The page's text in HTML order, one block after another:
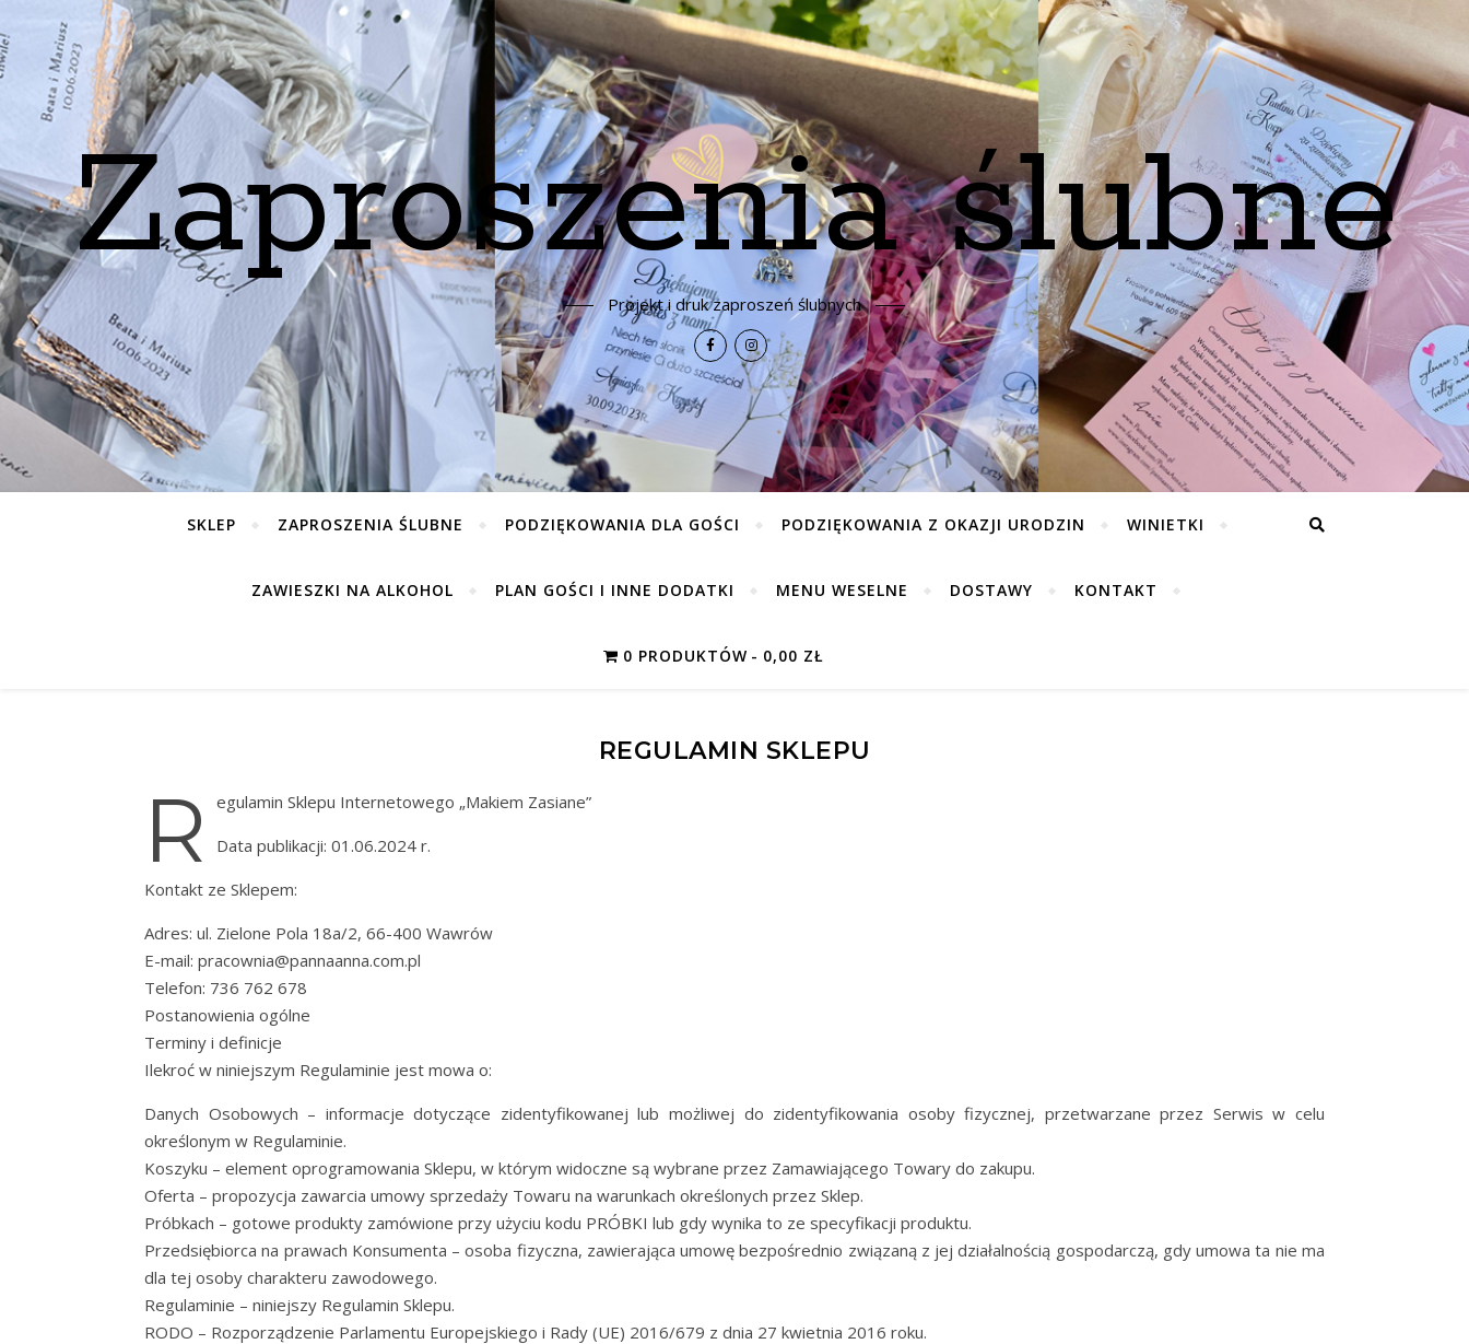
Zaproszenia ślubne
Projekt i druk zaproszeń ślubnych
SKLEP ZAPROSZENIA ŚLUBNE PODZIĘKOWANIA DLA GOŚCI PODZIĘKOWANIA Z OKAZJI URODZIN WINIETKI
ZAWIESZKI NA ALKOHOL PLAN GOŚCI I INNE DODATKI MENU WESELNE DOSTAWY KONTAKT
0 PRODUKTÓW 0,00 ZŁ
REGULAMIN SKLEPU
R
egulamin Sklepu Internetowego „Makiem Zasiane”
Data publikacji: 01.06.2024 r.
Kontakt ze Sklepem:
Adres: ul. Zielone Pola 18a/2, 66-400 Wawrów
E-mail: pracownia@pannaanna.com.pl
Telefon: 736 762 678
Postanowienia ogólne
Terminy i definicje
Ilekroć w niniejszym Regulaminie jest mowa o:
Danych Osobowych – informacje dotyczące zidentyfikowanej lub możliwej do zidentyfikowania osoby fizycznej, przetwarzane przez Serwis w celu
określonym w Regulaminie.
Koszyku – element oprogramowania Sklepu, w którym widoczne są wybrane przez Zamawiającego Towary do zakupu.
Oferta – propozycja zawarcia umowy sprzedaży Towaru na warunkach określonych przez Sklep.
Próbkach – gotowe produkty zamówione przy użyciu kodu PRÓBKI lub gdy wynika to ze specyfikacji produktu.
Przedsiębiorca na prawach Konsumenta – osoba fizyczna, zawierająca umowę bezpośrednio związaną z jej działalnością gospodarczą, gdy umowa ta nie ma
dla tej osoby charakteru zawodowego.
Regulaminie – niniejszy Regulamin Sklepu.
RODO – Rozporządzenie Parlamentu Europejskiego i Rady (UE) 2016/679 z dnia 27 kwietnia 2016 roku.